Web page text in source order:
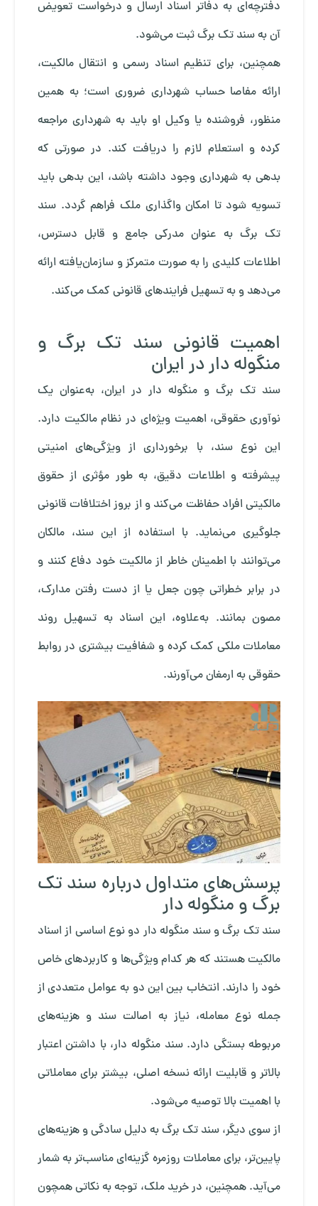
دفترچه‌ای به دفاتر اسناد ارسال و درخواست تعویض
آن به سند تک برگ ثبت می‌شود.
همچنین، برای تنظیم اسناد رسمی و انتقال مالکیت،
ارائه مفاصا حساب شهرداری ضروری است؛ به همین
منظور، فروشنده یا وکیل او باید به شهرداری مراجعه
کرده و استعلام لازم را دریافت کند. در صورتی که
بدهی به شهرداری وجود داشته باشد، این بدهی باید
تسویه شود تا امکان واگذاری ملک فراهم گردد. سند
تک برگ به عنوان مدرکی جامع و قابل دسترس،
اطلاعات کلیدی را به صورت متمرکز و سازمان‌یافته ارائه
می‌دهد و به تسهیل فرایندهای قانونی کمک می‌کند.
اهمیت قانونی سند تک برگ و
منگوله دار در ایران
سند تک برگ و منگوله دار در ایران، به‌عنوان یک
نوآوری حقوقی، اهمیت ویژه‌ای در نظام مالکیت دارد.
این نوع سند، با برخورداری از ویژگی‌های امنیتی
پیشرفته و اطلاعات دقیق، به طور مؤثری از حقوق
مالکیتی افراد حفاظت می‌کند و از بروز اختلافات قانونی
جلوگیری می‌نماید. با استفاده از این سند، مالکان
می‌توانند با اطمینان خاطر از مالکیت خود دفاع کنند و
در برابر خطراتی چون جعل یا از دست رفتن مدارک،
مصون بمانند. به‌علاوه، این اسناد به تسهیل روند
معاملات ملکی کمک کرده و شفافیت بیشتری در روابط
حقوقی به ارمغان می‌آورند.
پرسش‌های متداول درباره سند تک
برگ و منگوله دار
سند تک برگ و سند منگوله دار دو نوع اساسی از اسناد
مالکیت هستند که هر کدام ویژگی‌ها و کاربردهای خاص
خود را دارند. انتخاب بین این دو به عوامل متعددی از
جمله نوع معامله، نیاز به اصالت سند و هزینه‌های
مربوطه بستگی دارد. سند منگوله دار، با داشتن اعتبار
بالاتر و قابلیت ارائه نسخه اصلی، بیشتر برای معاملاتی
با اهمیت بالا توصیه می‌شود.
از سوی دیگر، سند تک برگ به دلیل سادگی و هزینه‌های
پایین‌تر، برای معاملات روزمره گزینه‌ای مناسب‌تر به شمار
می‌آید. همچنین، در خرید ملک، توجه به نکاتی همچون